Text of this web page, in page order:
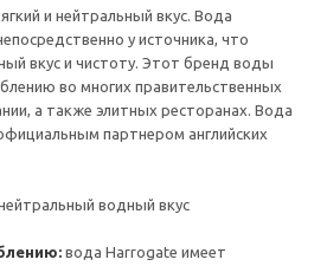
и нейтральный вкус. Вода
у источника, что
вкус и чистоту. Этот бренд воды
во многих правительственных
а также элитных ресторанах. Вода
партнером английских
водный вкус
вода Harrogate имеет